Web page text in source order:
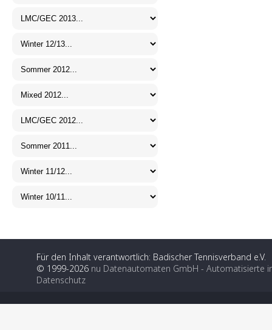
Für den Inhalt verantwortlich: Badischer Tennisverband e.V.
© 1999-2026 nu Datenautomaten GmbH - Automatisierte
Datenschutz